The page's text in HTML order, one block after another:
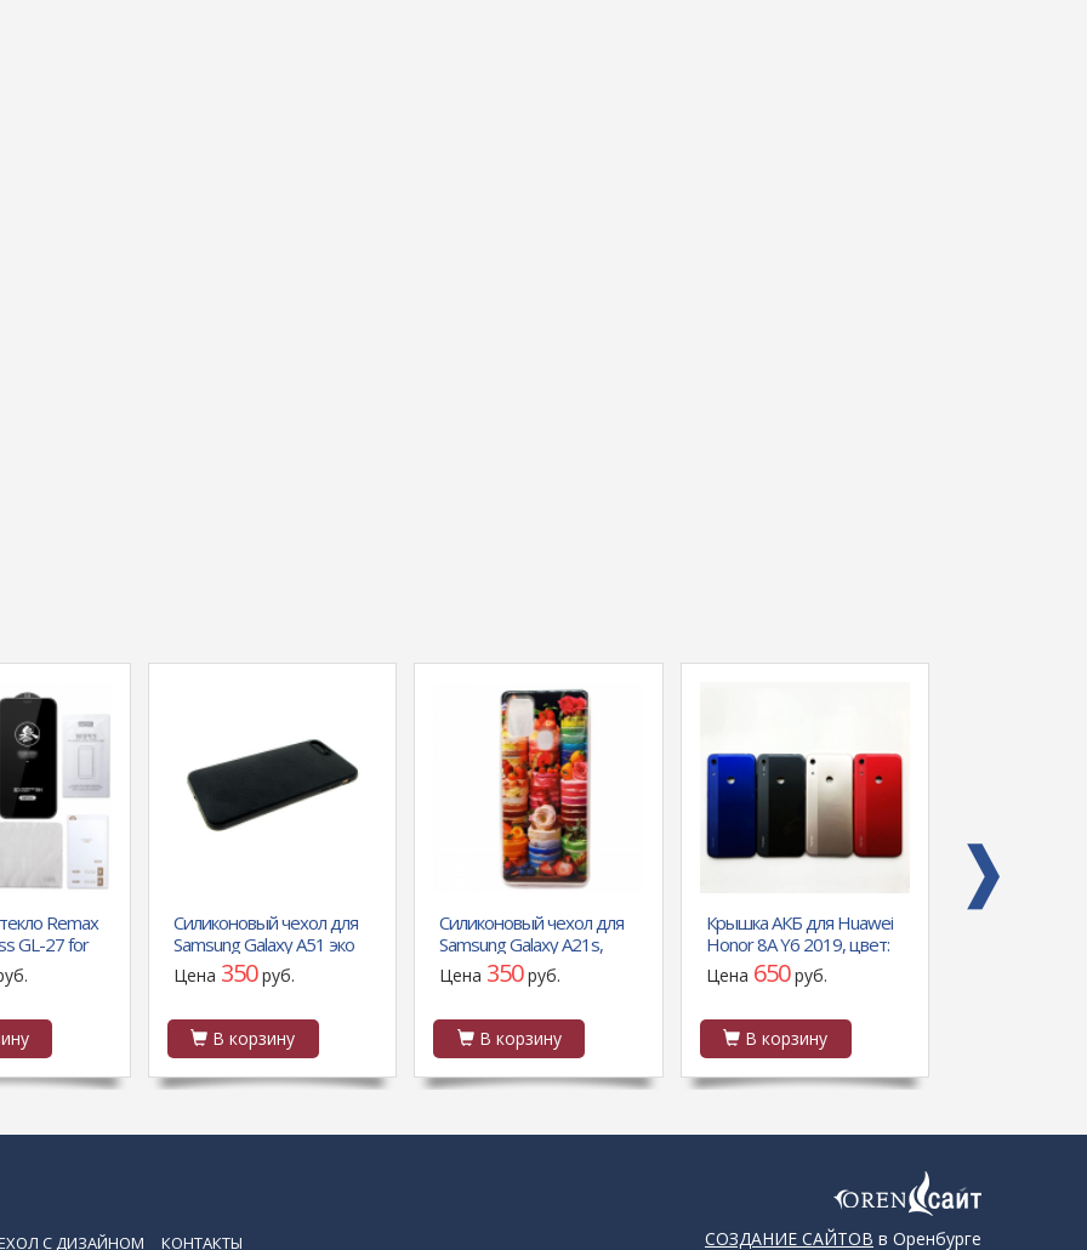
Remax
GL-27 for
MAX (6.7)
Силиконовый чехол для
Samsung Galaxy A51 эко
кожа, черный борт,
черный
Цена 350руб.
В корзину
Силиконовый чехол для
Samsung Galaxy A21s,
красочный принт,
разноцветные тортики
Цена 350руб.
В корзину
Крышка АКБ для Huawei
Honor 8A Y6 2019, цвет:
синий
Цена 650руб.
В корзину
С ДИЗАЙНОМ КОНТАКТЫ СОЗДАНИЕ САЙТОВ в Оренбурге